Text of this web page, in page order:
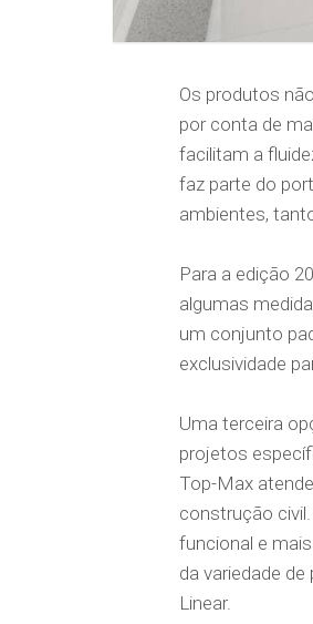
Os produtos
por conta de
facilitam a
faz parte do
ambientes,
Para a edição
algumas
um conjunto
exclusividade
Uma terceira
projetos
Top-Max
construção
funcional e
da variedade
Linear.